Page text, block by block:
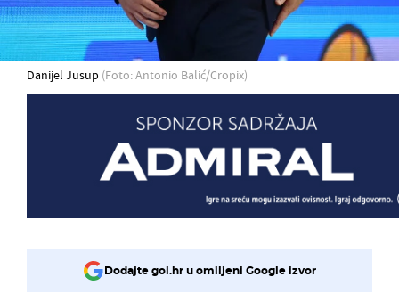
Danijel Jusup (Foto: Antonio Balić/Cropix)
Dodajte gol.hr u omiljeni Google izvor